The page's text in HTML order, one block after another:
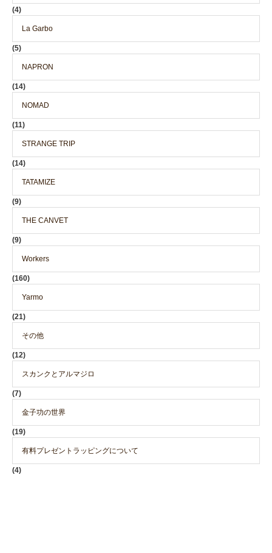
(4)
La Garbo
(5)
NAPRON
(14)
NOMAD
(11)
STRANGE TRIP
(14)
TATAMIZE
(9)
THE CANVET
(9)
Workers
(160)
Yarmo
(21)
その他
(12)
スカンクとアルマジロ
(7)
金子功の世界
(19)
有料プレゼントラッピングについて
(4)